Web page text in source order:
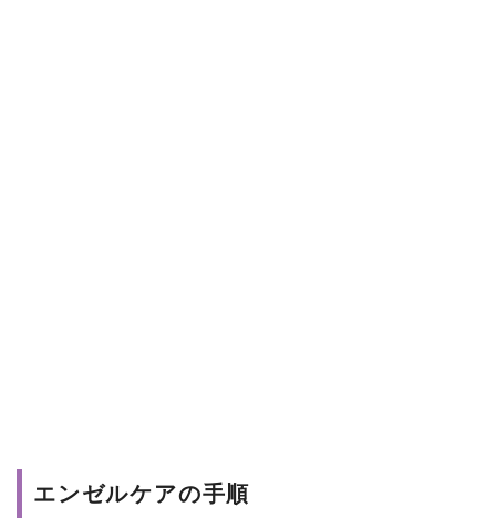
エンゼルケアの手順